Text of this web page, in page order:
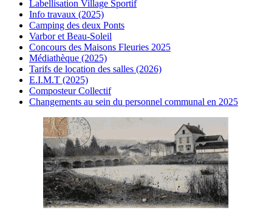
Labellisation Village Sportif
Info travaux (2025)
Camping des deux Ponts
Varbor et Beau-Soleil
Concours des Maisons Fleuries 2025
Médiathèque (2025)
Tarifs de location des salles (2026)
E.I.M.T (2025)
Composteur Collectif
Changements au sein du personnel communal en 2025